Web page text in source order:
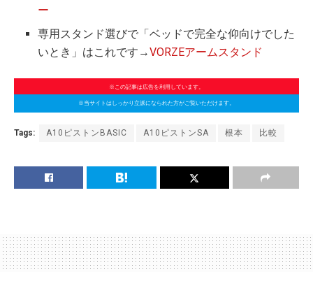
ー
専用スタンド選びで「ベッドで完全な仰向けでした
いとき」はこれです→VORZEアームスタンド
※この記事は広告を利用しています。
※当サイトはしっかり立派になられた方がご覧いただけます。
Tags: A10ピストンBASIC A10ピストンSA 根本 比較